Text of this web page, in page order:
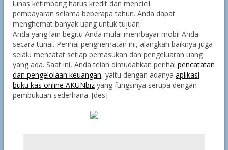
lunas ketimbang harus kredit dan mencicil
pembayaran selama beberapa tahun. Anda dapat
menghemat banyak uang untuk tujuan
Anda yang lain begitu Anda mulai membayar mobil Anda
secara tunai. Perihal penghematan ini, alangkah baiknya juga
selalu mencatat setiap pemasukan dan pengeluaran uang
yang ada. Saat ini, Anda telah dimudahkan perihal pencatatan
dan pengelolaan keuangan, yaitu dengan adanya aplikasi
buku kas online AKUNbizyang fungsinya serupa dengan
pembukuan sederhana. [des]